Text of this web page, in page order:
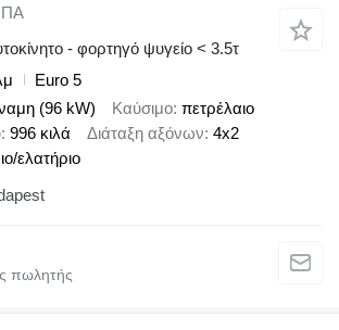
- φορτηγό ψυγείο < 3.5τ
Euro 5
(96 kW) Καύσιμο πετρέλαιο
996 κιλά Διάταξη αξόνων 4x2
ελατήριο